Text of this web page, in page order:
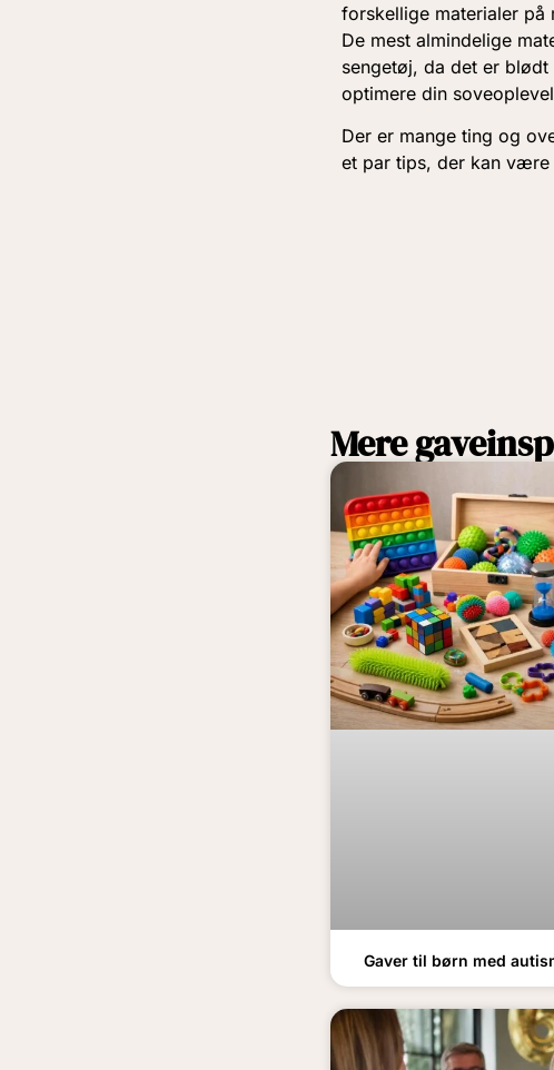
forskellige materialer
De mest almindelige
sengetøj, da det er
optimere din
Der er mange ting og
et par tips, der kan
Mere
Gaver til børn med